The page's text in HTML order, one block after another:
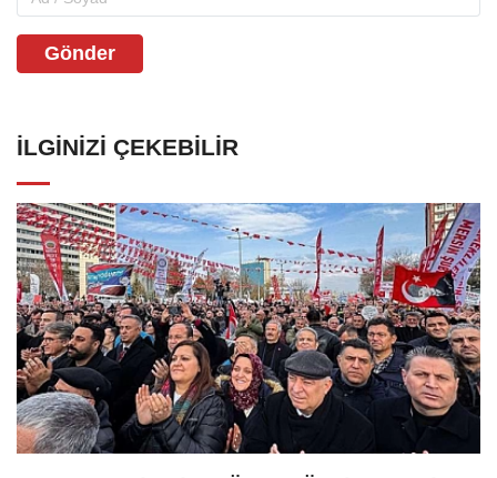
Gönder
İLGINIZI ÇEKEBILIR